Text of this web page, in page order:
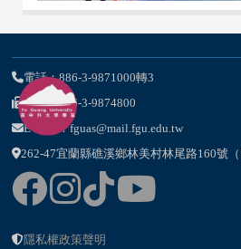
電話：886-3-9871000轉3
傳真：886-3-9874800
E-Mail：fguas@mail.fgu.edu.tw
262-47宜蘭縣礁溪鄉林美村林尾路160號（
隱私權政策聲明